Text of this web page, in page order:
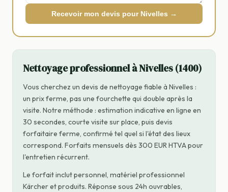
Recevoir mon devis pour Nivelles →
Nettoyage professionnel à Nivelles (1400)
Vous cherchez un devis de nettoyage fiable à Nivelles :
un prix ferme, pas une fourchette qui double après la
visite. Notre méthode : estimation indicative en ligne en
30 secondes, courte visite sur place, puis devis
forfaitaire ferme, confirmé tel quel si l'état des lieux
correspond. Forfaits mensuels dès 300 EUR HTVA pour
l'entretien récurrent.
Le forfait inclut personnel, matériel professionnel
Kärcher et produits. Réponse sous 24h ouvrables,